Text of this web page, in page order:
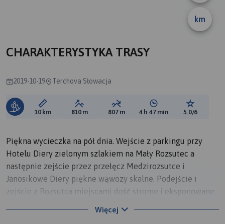
km
CHARAKTERYSTYKA TRASY
2019-10-19 Terchova Słowacja
Długość trasy:
10 km Suma przewyższeń:
810 m Suma spadków:
807 m Średni czas potrzebny
4 h 47 min Ocena
5.0/6
Piękna wycieczka na pół dnia. Wejście z parkingu przy
Hotelu Diery zielonym szlakiem na Mały Rozsutec a
następnie zejście przez przełęcz Medzirozsutce i
Janosikowe Diery piękne wąwozy skalne. Podejście i
zejście z Rozsutca miejscami dość strome i eksponowane
szczytu wspaniały. Janosikowe Diery to też cud natury.
Więcej